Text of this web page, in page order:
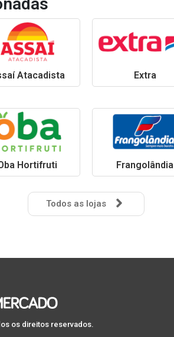
Atacadista Extra
Hortifruti Frangolândia
Todos as lojas
os direitos reservados.